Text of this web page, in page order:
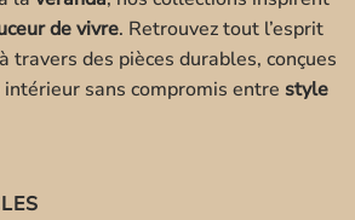
de vivre. Retrouvez tout l’esprit
travers des pièces durables, conçues
sans compromis entre style